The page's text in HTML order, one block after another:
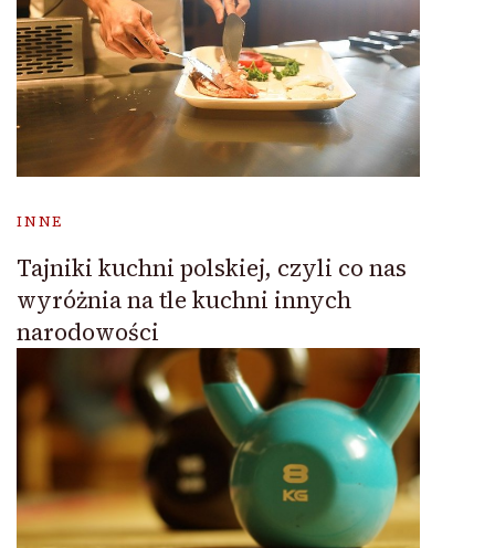
INNE
Tajniki kuchni polskiej, czyli co nas
wyróżnia na tle kuchni innych
narodowości